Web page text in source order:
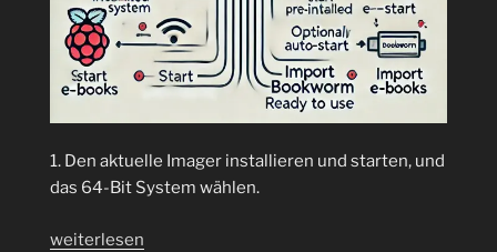
1. Den aktuelle Imager installieren und starten, und
das 64-Bit System wählen.
„Debian
weiterlesen